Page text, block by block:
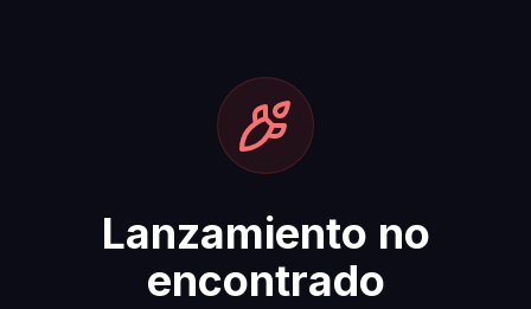
Lanzamiento no
encontrado